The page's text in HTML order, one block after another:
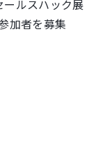
ルスハック展
加者を募集